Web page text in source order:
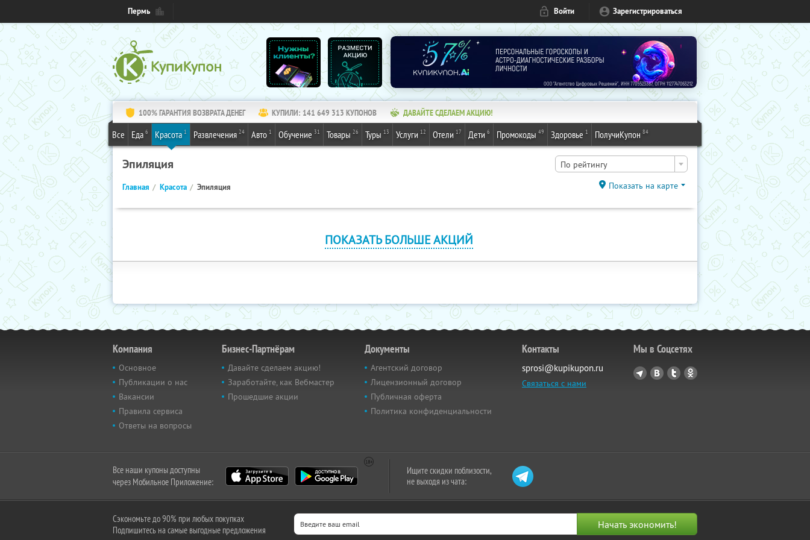
Пермь Войти Зарегистрироваться
100% ГАРАНТИЯ ВОЗВРАТА ДЕНЕГ КУПИЛИ: 141 649 314 КУПОНОВ ДАВАЙТЕ СДЕЛАЕМ АКЦИЮ!
Все Еда 6 Красота 1 Развлечения 24 Авто 1 Обучение 31 Товары 26 Туры 13 Услуги 12 Отели 17 Дети 6 Промокоды 49 Здоровье 1 ПолучиКупон 84
Эпиляция По рейтингу
Главная Красота Эпиляция Показать на карте
ПОКАЗАТЬ БОЛЬШЕ АКЦИЙ
Компания
Основное
Публикации о нас
Вакансии
Правила сервиса
Ответы на вопросы
Бизнес-Партнёрам
Давайте сделаем акцию!
Заработайте, как Вебмастер
Прошедшие акции
Документы
Агентский договор
Лицензионный договор
Публичная оферта
Политика конфиденциальности
Контакты
sprosi@kupikupon.ru
Связаться с нами
Мы в Соцсетях
Все наши купоны доступны
через Мобильное Приложение:
Ищите скидки поблизости,
не выходя из чата:
Сэкономьте до 90% при любых покупках
Подпишитесь на самые выгодные предложения